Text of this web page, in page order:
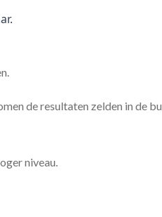
de resultaten zelden in de
niveau.